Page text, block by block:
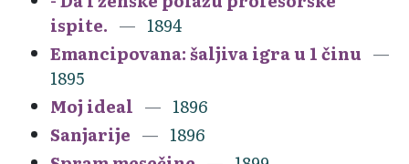
ispite.
1894
Emancipovana: šaljiva igra u 1 činu
1895
Moj ideal
1896
Sanjarije
1896